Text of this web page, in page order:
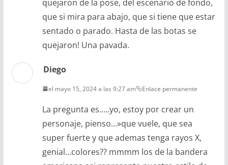
quejaron de la pose, del escenario de fondo,
que si mira para abajo, que si tiene que estar
sentado o parado. Hasta de las botas se
quejaron! Una pavada.
Diego
el mayo 15, 2024 a las 9:27 am Enlace permanente
La pregunta es…..yo, estoy por crear un
personaje, pienso…»que vuele, que sea
super fuerte y que ademas tenga rayos X,
genial…colores?? mmmm los de la bandera